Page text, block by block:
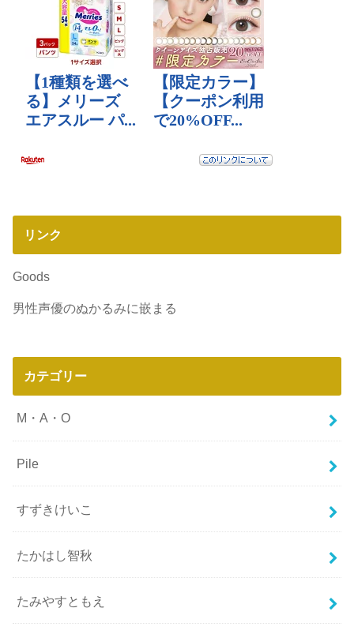
リンク
Goods
男性声優のぬかるみに嵌まる
カテゴリー
M・A・O
Pile
すずきけいこ
たかはし智秋
たみやすともえ